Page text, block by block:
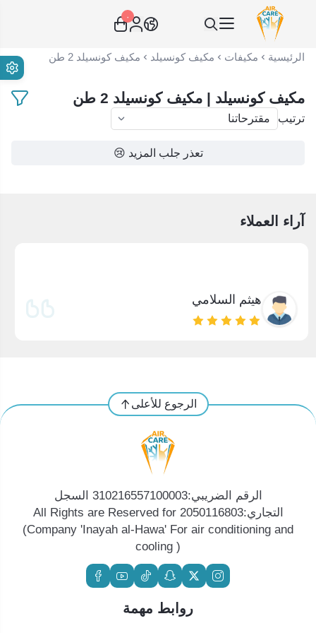
عناية الهواء | شريك سكني الاستراتيجي
٠
الرئيسية مكيفات مكيف كونسيلد مكيف كونسيلد 2 طن
مكيف كونسيلد | مكيف كونسيلد 2 طن
ترتيب
تعذر جلب المزيد 😢
آراء العملاء
هيثم السلامي
الرجوع للأعلى
الرقم الضريبي:310216557100003 السجل
التجاري:2050116803 All Rights are Reserved for
(Company 'Inayah al-Hawa' For air conditioning and
cooling )
روابط مهمة